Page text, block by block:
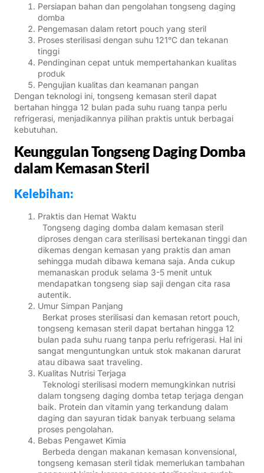
Persiapan bahan dan pengolahan tongseng daging
domba
Pengemasan dalam retort pouch yang steril
Proses sterilisasi dengan suhu 121°C dan tekanan
tinggi
Pendinginan cepat untuk mempertahankan kualitas
produk
Pengujian kualitas dan keamanan pangan
Dengan teknologi ini, tongseng kemasan steril dapat
bertahan hingga 12 bulan pada suhu ruang tanpa perlu
refrigerasi, menjadikannya pilihan praktis untuk berbagai
kebutuhan.
Keunggulan Tongseng Daging Domba
dalam Kemasan Steril
Kelebihan:
Praktis dan Hemat Waktu
Tongseng daging domba dalam kemasan steril
diproses dengan cara sterilisasi bertekanan tinggi dan
dikemas dengan kemasan yang praktis dan aman
sehingga mudah dibawa kemana saja. Anda cukup
memanaskan produk selama 3-5 menit untuk
mendapatkan tongseng siap saji dengan cita rasa
autentik.
Umur Simpan Panjang
Berkat proses sterilisasi dan kemasan retort pouch,
tongseng kemasan steril dapat bertahan hingga 12
bulan pada suhu ruang tanpa perlu refrigerasi. Hal ini
sangat menguntungkan untuk stok makanan darurat
atau dibawa saat traveling.
Kualitas Nutrisi Terjaga
Teknologi sterilisasi modern memungkinkan nutrisi
dalam tongseng daging domba tetap terjaga dengan
baik. Protein dan vitamin yang terkandung dalam
daging dan sayuran tidak banyak terbuang selama
proses pengolahan.
Bebas Pengawet Kimia
Berbeda dengan makanan kemasan konvensional,
tongseng kemasan steril tidak memerlukan tambahan